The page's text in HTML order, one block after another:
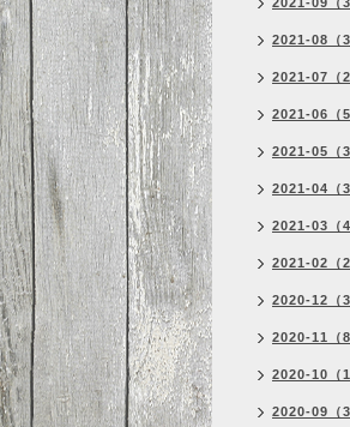
2021-08（3
2021-07（2
2021-06（5
2021-05（3
2021-04（3
2021-03（4
2021-02（2
2020-12（3
2020-11（8
2020-10（
2020-09（3